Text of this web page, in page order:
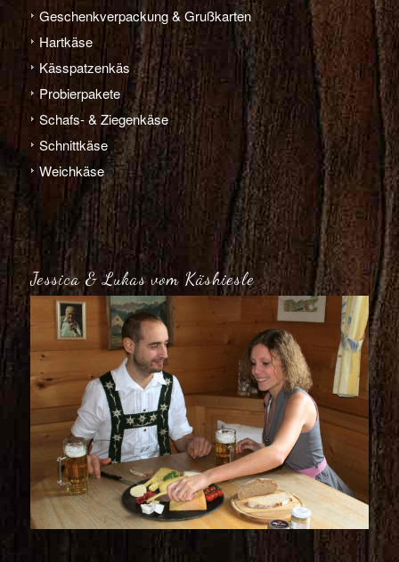
Geschenk­verpackung & Grußkarten
Hart­­käse
Käs­­spatzen­käs
Probier­pakete
Schafs- & Ziegen­­käse
Schnitt­­käse
Weich­­käse
Jessica & Lukas vom Käshiesle